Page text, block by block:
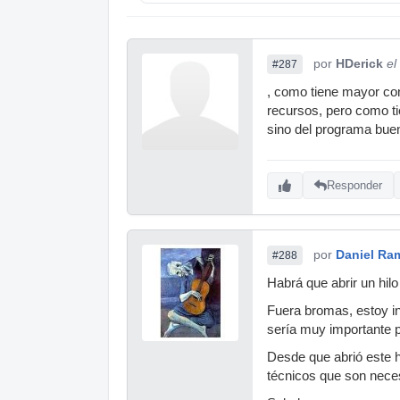
#287 por HDerick el
, como tiene mayor
recursos, pero como
sino del programa
Responder
#288 por Daniel
Habrá que abrir un
Fuera bromas, estoy
sería muy importante
Desde que abrió este
técnicos que son